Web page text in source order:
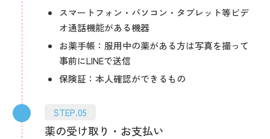
スマートフォン・パソコン・タブレット等ビデ
オ通話機能がある機器
お薬手帳：服用中の薬がある方は写真を撮って
事前にLINEで送信
保険証：本人確認ができるもの
STEP.05
薬の受け取り・お支払い